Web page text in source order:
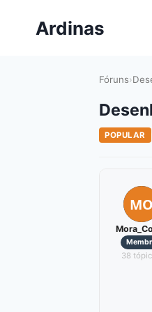
Ardinas
Fóruns›
POPULAR
MO
38